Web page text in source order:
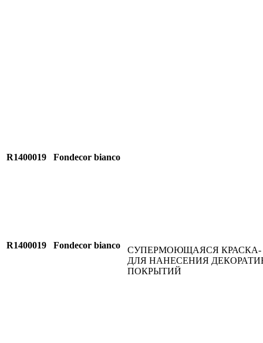
R1400019 Fondecor bianco
СУПЕРМОЮЩАЯСЯ
ДЛЯ НАНЕСЕНИЯ
ПОКРЫТИЙ
R1400019 Fondecor bianco